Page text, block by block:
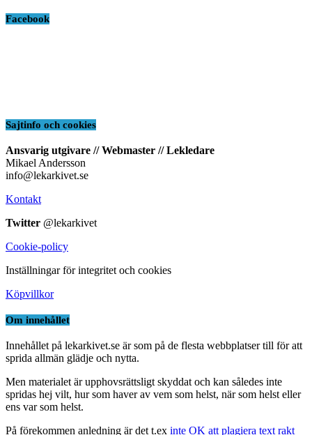
Facebook
Sajtinfo och cookies
Ansvarig utgivare // Webmaster // Lekledare
Mikael Andersson
info@lekarkivet.se
Kontakt
Twitter @lekarkivet
Cookie-policy
Inställningar för integritet och cookies
Köpvillkor
Om innehållet
Innehållet på lekarkivet.se är som på de flesta webbplatser till för att
sprida allmän glädje och nytta.
Men materialet är upphovsrättsligt skyddat och kan således inte
spridas hej vilt, hur som haver av vem som helst, när som helst eller
ens var som helst.
På förekommen anledning är det t.ex inte OK att plagiera text rakt